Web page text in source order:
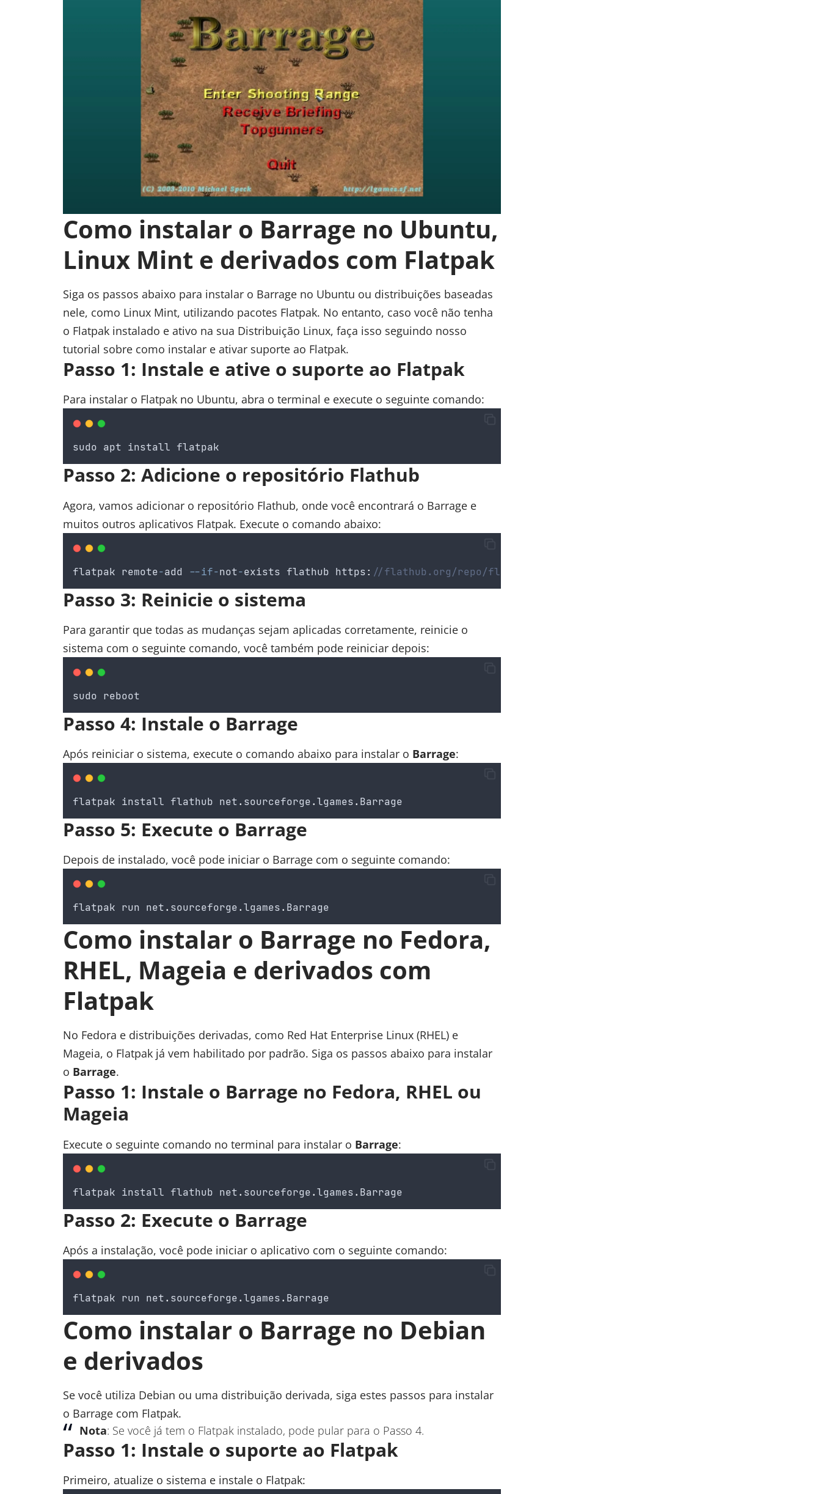
Como instalar o Barrage no Ubuntu,
Linux Mint e derivados com Flatpak
Siga os passos abaixo para instalar o Barrage no Ubuntu ou distribuições baseadas
nele, como Linux Mint, utilizando pacotes Flatpak. No entanto, caso você não tenha
o Flatpak instalado e ativo na sua Distribuição Linux, faça isso seguindo nosso
tutorial sobre como instalar e ativar suporte ao Flatpak.
Passo 1: Instale e ative o suporte ao Flatpak
Para instalar o Flatpak no Ubuntu, abra o terminal e execute o seguinte comando:
sudo apt install flatpak
Passo 2: Adicione o repositório Flathub
Agora, vamos adicionar o repositório Flathub, onde você encontrará o Barrage e
muitos outros aplicativos Flatpak. Execute o comando abaixo:
flatpak remote-add --if-not-exists flathub https: //flathub.org/repo/flathub.flatpakrepo
Passo 3: Reinicie o sistema
Para garantir que todas as mudanças sejam aplicadas corretamente, reinicie o
sistema com o seguinte comando, você também pode reiniciar depois:
sudo reboot
Passo 4: Instale o Barrage
Após reiniciar o sistema, execute o comando abaixo para instalar o Barrage:
flatpak install flathub net. sourceforge.lgames. Barrage
Passo 5: Execute o Barrage
Depois de instalado, você pode iniciar o Barrage com o seguinte comando:
flatpak run net. sourceforge.lgames. Barrage
Como instalar o Barrage no Fedora,
RHEL, Mageia e derivados com
Flatpak
No Fedora e distribuições derivadas, como Red Hat Enterprise Linux (RHEL) e
Mageia, o Flatpak já vem habilitado por padrão. Siga os passos abaixo para instalar
o Barrage.
Passo 1: Instale o Barrage no Fedora, RHEL ou
Mageia
Execute o seguinte comando no terminal para instalar o Barrage:
flatpak install flathub net. sourceforge.lgames. Barrage
Passo 2: Execute o Barrage
Após a instalação, você pode iniciar o aplicativo com o seguinte comando:
flatpak run net. sourceforge.lgames. Barrage
Como instalar o Barrage no Debian
e derivados
Se você utiliza Debian ou uma distribuição derivada, siga estes passos para instalar
o Barrage com Flatpak.
Nota: Se você já tem o Flatpak instalado, pode pular para o Passo 4.
Passo 1: Instale o suporte ao Flatpak
Primeiro, atualize o sistema e instale o Flatpak: